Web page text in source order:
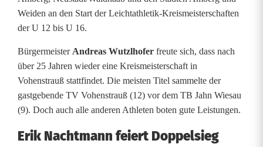
l
e
r
g
l
ä
n
Weiden an den Start der Leichtathletik-Kreismeisterschaften
der U 12 bis U 16.
Bürgermeister Andreas Wutzlhofer freute sich, dass nach
über 25 Jahren wieder eine Kreismeisterschaft in
Vohenstrauß stattfindet. Die meisten Titel sammelte der
gastgebende TV Vohenstrauß (12) vor dem TB Jahn Wiesau
(9). Doch auch alle anderen Athleten boten gute Leistungen.
Erik Nachtmann feiert Doppelsieg